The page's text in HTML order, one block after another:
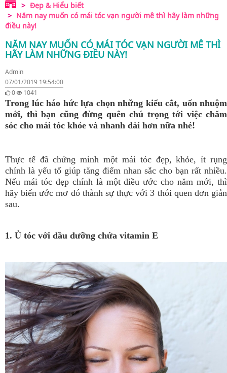
Đẹp & Hiểu biết
Năm nay muốn có mái tóc vạn người mê thì hãy làm những
điều này!
NĂM NAY MUỐN CÓ MÁI TÓC VẠN NGƯỜI MÊ THÌ
HÃY LÀM NHỮNG ĐIỀU NÀY!
Admin
07/01/2019 19:54:00
0
1041
Trong lúc háo hức lựa chọn những kiểu cắt, uốn nhuộm
mới, thì bạn cũng đừng quên chú trọng tới việc chăm
sóc cho mái tóc khỏe và nhanh dài hơn nữa nhé!
Thực tế đã chứng minh một mái tóc đẹp, khỏe, ít rụng
chính là yếu tố giúp tăng điểm nhan sắc cho bạn rất nhiều.
Nếu mái tóc đẹp chính là một điều ước cho năm mới, thì
hãy biến ước mơ đó thành sự thực với 3 thói quen đơn giản
sau.
1. Ủ tóc với dầu dưỡng chứa vitamin E